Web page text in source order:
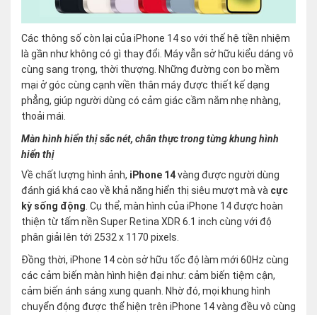
Các thông số còn lại của iPhone 14 so với thế hệ tiền nhiệm
là gần như không có gì thay đổi. Máy vẫn sở hữu kiểu dáng vô
cùng sang trọng, thời thượng. Những đường con bo mềm
mại ở góc cùng cạnh viền thân máy được thiết kế dạng
phẳng, giúp người dùng có cảm giác cầm nắm nhẹ nhàng,
thoải mái.
Màn hình hiển thị sắc nét, chân thực trong từng khung hình
hiển thị
Về chất lượng hình ảnh, iPhone 14vàng được người dùng
đánh giá khá cao về khả năng hiển thị siêu mượt mà và cực
kỳ sống động . Cụ thể, màn hình của iPhone 14 được hoàn
thiện từ tấm nền Super Retina XDR 6.1 inch cùng với độ
phân giải lên tới 2532 x 1170 pixels.
Đồng thời, iPhone 14 còn sở hữu tốc độ làm mới 60Hz cùng
các cảm biến màn hình hiện đại như: cảm biến tiệm cận,
cảm biến ánh sáng xung quanh. Nhờ đó, mọi khung hình
chuyển động được thể hiện trên iPhone 14 vàng đều vô cùng